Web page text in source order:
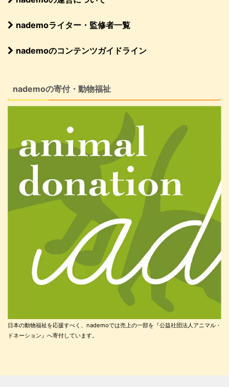
nademoライター・監修者一覧
nademoのコンテンツガイドライン
nademoの寄付・動物福祉
日本の動物福祉を応援すべく、nademoでは売上の一部を『公益社団法人アニマル・
ドネーション』へ寄付しています。